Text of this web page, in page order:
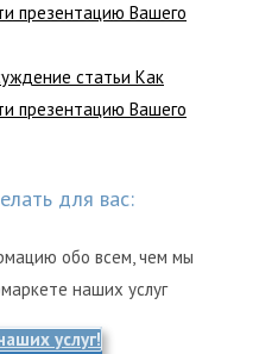
презентацию Вашего
статьи Как
презентацию Вашего
для вас:
обо всем, чем мы
наших услуг
услуг!